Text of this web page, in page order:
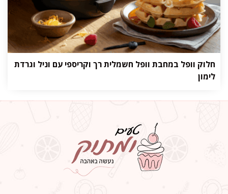
חלוק וופל במחבת וופל חשמלית רך וקריספי עם וניל וגרדת
לימון